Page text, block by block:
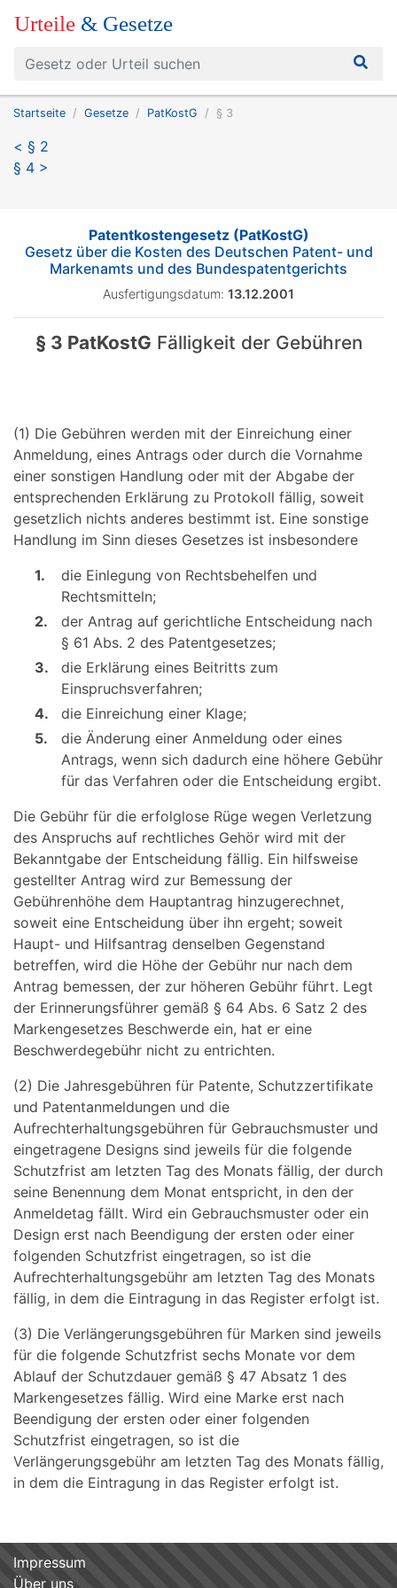
Urteile & Gesetze
Startseite Gesetze PatKostG § 3
< § 2
§ 4 >
Patentkostengesetz (PatKostG)
Gesetz über die Kosten des Deutschen Patent- und
Markenamts und des Bundespatentgerichts
Ausfertigungsdatum: 13.12.2001
§ 3 PatKostG Fälligkeit der Gebühren
(1) Die Gebühren werden mit der Einreichung einer
Anmeldung, eines Antrags oder durch die Vornahme
einer sonstigen Handlung oder mit der Abgabe der
entsprechenden Erklärung zu Protokoll fällig, soweit
gesetzlich nichts anderes bestimmt ist. Eine sonstige
Handlung im Sinn dieses Gesetzes ist insbesondere
1.
die Einlegung von Rechtsbehelfen und
Rechtsmitteln;
2.
der Antrag auf gerichtliche Entscheidung nach
§ 61 Abs. 2 des Patentgesetzes;
3.
die Erklärung eines Beitritts zum
Einspruchsverfahren;
4.
die Einreichung einer Klage;
5.
die Änderung einer Anmeldung oder eines
Antrags, wenn sich dadurch eine höhere Gebühr
für das Verfahren oder die Entscheidung ergibt.
Die Gebühr für die erfolglose Rüge wegen Verletzung
des Anspruchs auf rechtliches Gehör wird mit der
Bekanntgabe der Entscheidung fällig. Ein hilfsweise
gestellter Antrag wird zur Bemessung der
Gebührenhöhe dem Hauptantrag hinzugerechnet,
soweit eine Entscheidung über ihn ergeht; soweit
Haupt- und Hilfsantrag denselben Gegenstand
betreffen, wird die Höhe der Gebühr nur nach dem
Antrag bemessen, der zur höheren Gebühr führt. Legt
der Erinnerungsführer gemäß § 64 Abs. 6 Satz 2 des
Markengesetzes Beschwerde ein, hat er eine
Beschwerdegebühr nicht zu entrichten.
(2) Die Jahresgebühren für Patente, Schutzzertifikate
und Patentanmeldungen und die
Aufrechterhaltungsgebühren für Gebrauchsmuster und
eingetragene Designs sind jeweils für die folgende
Schutzfrist am letzten Tag des Monats fällig, der durch
seine Benennung dem Monat entspricht, in den der
Anmeldetag fällt. Wird ein Gebrauchsmuster oder ein
Design erst nach Beendigung der ersten oder einer
folgenden Schutzfrist eingetragen, so ist die
Aufrechterhaltungsgebühr am letzten Tag des Monats
fällig, in dem die Eintragung in das Register erfolgt ist.
(3) Die Verlängerungsgebühren für Marken sind jeweils
für die folgende Schutzfrist sechs Monate vor dem
Ablauf der Schutzdauer gemäß § 47 Absatz 1 des
Markengesetzes fällig. Wird eine Marke erst nach
Beendigung der ersten oder einer folgenden
Schutzfrist eingetragen, so ist die
Verlängerungsgebühr am letzten Tag des Monats fällig,
in dem die Eintragung in das Register erfolgt ist.
Impressum
Über uns